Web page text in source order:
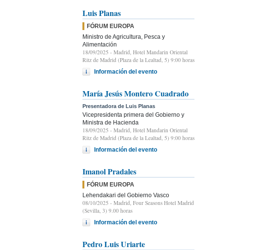
Luis Planas
FÓRUM EUROPA
Ministro de Agricultura, Pesca y
Alimentación
18/09/2025 - Madrid, Hotel Mandarin Oriental
Ritz de Madrid (Plaza de la Lealtad, 5) 9:00 horas
Información del evento
María Jesús Montero Cuadrado
Presentadora de Luis Planas
Vicepresidenta primera del Gobierno y
Ministra de Hacienda
18/09/2025 - Madrid, Hotel Mandarin Oriental
Ritz de Madrid (Plaza de la Lealtad, 5) 9:00 horas
Información del evento
Imanol Pradales
FÓRUM EUROPA
Lehendakari del Gobierno Vasco
08/10/2025 - Madrid, Four Seasons Hotel Madrid
(Sevilla, 3) 9.00 horas
Información del evento
Pedro Luis Uriarte